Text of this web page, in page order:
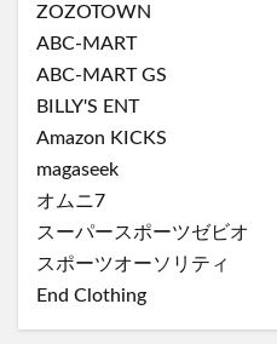
ZOZOTOWN
ABC-MART
ABC-MART GS
BILLY'S ENT
Amazon KICKS
magaseek
オムニ7
スーパースポーツゼビオ
スポーツオーソリティ
End Clothing